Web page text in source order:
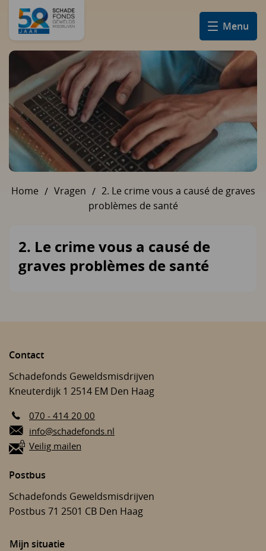
Menu
U bent hier:
Home Vragen
2. Le crime vous a causé de graves
problèmes de santé
2. Le crime vous a causé de
graves problèmes de santé
Contact
Schadefonds Geweldsmisdrijven
Kneuterdijk 1 2514 EM Den Haag
070 - 414 20 00
E-mail:
info@schadefonds.nl
Veilig mailen
Postbus
Schadefonds Geweldsmisdrijven
Postbus 71 2501 CB Den Haag
Mijn situatie